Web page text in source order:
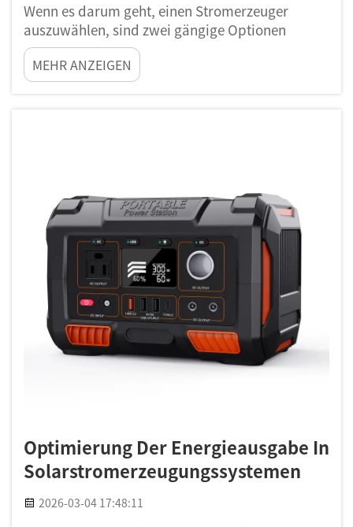
Wenn es darum geht, einen Stromerzeuger
auszuwählen, sind zwei gängige Optionen
Solargeneratoren und Gasgeneratoren. Jede
Variante hat ihre Vor- und Nachteile.
Solargeneratoren nutzen Sonnenlicht zur
MEHR ANZEIGEN
Optimierung Der Energieausgabe In
Solarstromerzeugungssystemen
2026-03-04 17:48:11